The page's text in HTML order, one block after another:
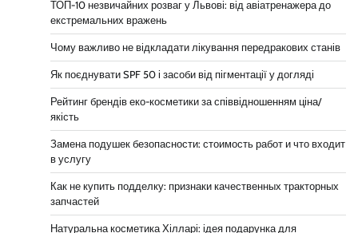
ТОП-10 незвичайних розваг у Львові: від авіатренажера до
екстремальних вражень
Чому важливо не відкладати лікування передракових станів
Як поєднувати SPF 50 і засоби від пігментації у догляді
Рейтинг брендів еко-косметики за співвідношенням ціна/
якість
Замена подушек безопасности: стоимость работ и что входит
в услугу
Как не купить подделку: признаки качественных тракторных
запчастей
Натуральна косметика Хілларі: ідея подарунка для